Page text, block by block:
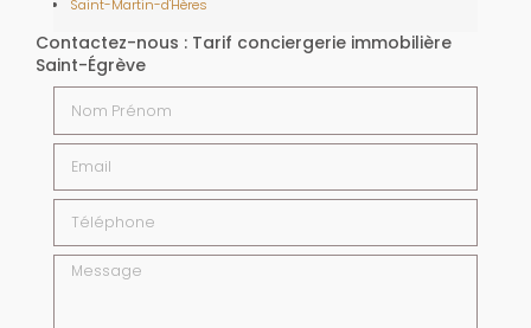
Saint-Martin-d'Hères
Contactez-nous : Tarif conciergerie immobilière
Saint-Égrève
Email
Téléphone
Message